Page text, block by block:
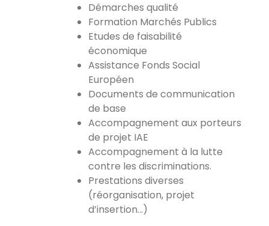
Démarches qualité
Formation Marchés Publics
Etudes de faisabilité
économique
Assistance Fonds Social
Européen
Documents de communication
de base
Accompagnement aux porteurs
de projet IAE
Accompagnement à la lutte
contre les discriminations.
Prestations diverses
(réorganisation, projet
d’insertion…)